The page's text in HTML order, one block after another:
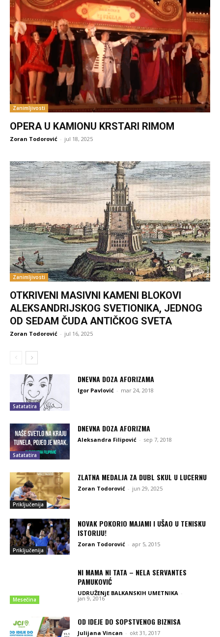
Zanimljivosti
OPERA U KAMIONU KRSTARI RIMOM
Zoran Todorović - jul 18, 2025
Zanimljivosti
OTKRIVENI MASIVNI KAMENI BLOKOVI
ALEKSANDRIJSKOG SVETIONIKA, JEDNOG
OD SEDAM ČUDA ANTIČKOG SVETA
Zoran Todorović - jul 16, 2025
Satatatira
DNEVNA DOZA AFORIZAMA
Igor Pavlović - mar 24, 2018
Satatatira
DNEVNA DOZA AFORIZMA
Aleksandra Filipović - sep 7, 2018
Priključenija
ZLATNA MEDALJA ZA DUBL SKUL U LUCERNU
Zoran Todorović - jun 29, 2025
Priključenija
NOVAK POKORIO MAJAMI I UŠAO U TENISKU
ISTORIJU!
Zoran Todorović - apr 5, 2015
Mesečina
NI MAMA NI TATA – NELA SERVANTES
PAMUKOVIĆ
UDRUŽENjE BALKANSKIH UMETNIKA -
jan 9, 2016
OD IDEJE DO SOPSTVENOG BIZNISA
Julijana Vincan - okt 31, 2017